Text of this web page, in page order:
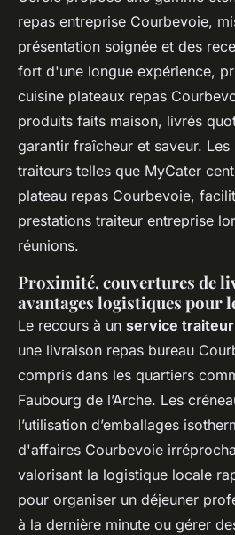
repas entreprise Courbevoie,
présentation soignée et des
fort d'une longue expérience,
cuisine plateaux repas
produits faits maison, livrés
garantir fraîcheur et saveur.
traiteurs telles que MyCater
plateau repas Courbevoie,
prestations traiteur entreprise
réunions.
Proximité, couvertures de
avantages logistiques pour
Le recours à un service
une livraison repas bureau
compris dans les quartiers
Faubourg de l’Arche. Les
l’utilisation d’emballages
d'affaires Courbevoie
valorisant la logistique locale
pour organiser un déjeuner
à la dernière minute ou gérer